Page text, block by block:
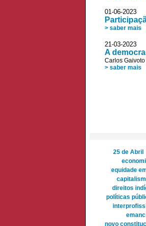
01-06-
> saber mais
21-03-
A
Carlos Gaivoto
> saber mais
25 de Abril
equidade
direitos
políticas
novo